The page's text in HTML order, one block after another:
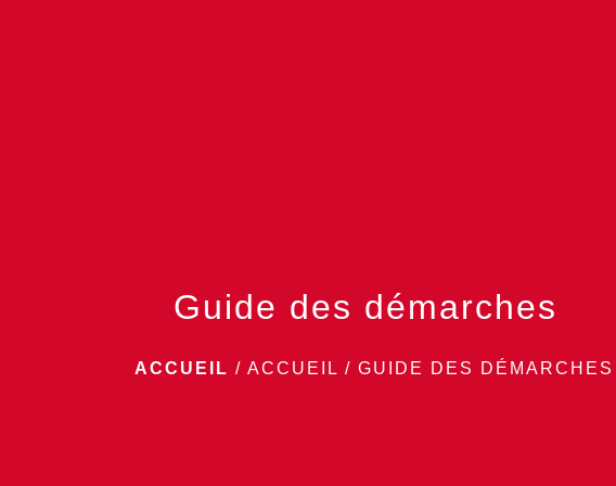
Guide des démarches
ACCUEIL / ACCUEIL / GUIDE DES DÉMARCHES